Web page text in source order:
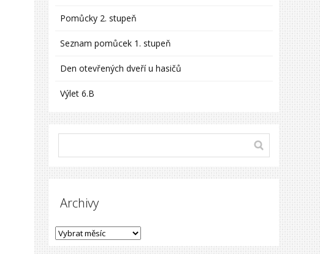
Pomůcky 2. stupeň
Seznam pomůcek 1. stupeň
Den otevřených dveří u hasičů
Výlet 6.B
Archivy